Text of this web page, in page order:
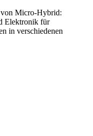
von Micro-Hybrid:
Elektronik für
in verschiedenen